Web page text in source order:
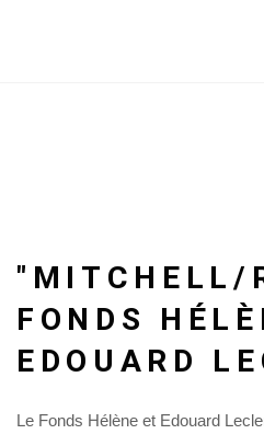
"MITCHELL/
FONDS
EDOUARD
Le Fonds Hélène et Edouard